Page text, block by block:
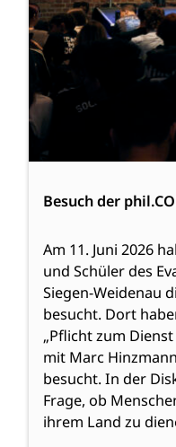
Besuch der
Am 11. Juni 2026
und Schüler des
Siegen-Weidenau
besucht. Dort
„Pflicht zum
mit Marc
besucht. In der
Frage, ob
ihrem Land zu